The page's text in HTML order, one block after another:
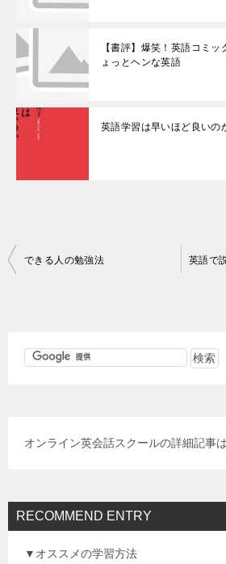
【書評】爆笑！英語コミ
ょっとヘンな英語
英語学習は早いほど良いの
投
できる人の勉強法
オンライン英会話スクールの詳細記事は
RECOMMEND ENTRY
▼オススメの学習方法